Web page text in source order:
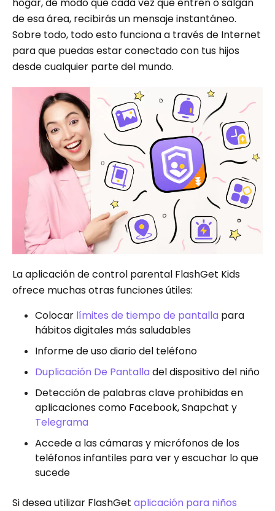
hogar, de modo que cada vez que entren o salgan
de esa área, recibirás un mensaje instantáneo.
Sobre todo, todo esto funciona a través de Internet
para que puedas estar conectado con tus hijos
desde cualquier parte del mundo.
La aplicación de control parental FlashGet Kids
ofrece muchas otras funciones útiles:
Colocar límites de tiempo de pantalla para
hábitos digitales más saludables
Informe de uso diario del teléfono
Duplicación De Pantalla del dispositivo del niño
Detección de palabras clave prohibidas en
aplicaciones como Facebook, Snapchat y
Telegrama
Accede a las cámaras y micrófonos de los
teléfonos infantiles para ver y escuchar lo que
sucede
Si desea utilizar FlashGet aplicación para niños